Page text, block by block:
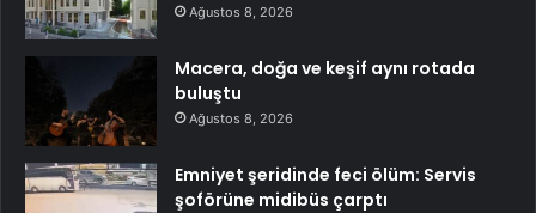
Ağustos 8, 2026
Macera, doğa ve keşif aynı rotada
buluştu
Ağustos 8, 2026
Emniyet şeridinde feci ölüm: Servis
şoförüne midibüs çarptı